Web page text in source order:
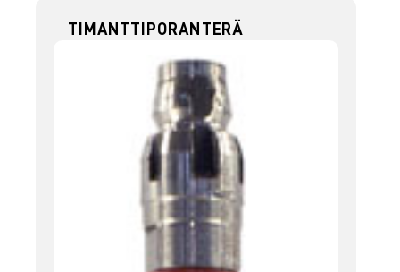
TIMANTTIPORANTERÄ